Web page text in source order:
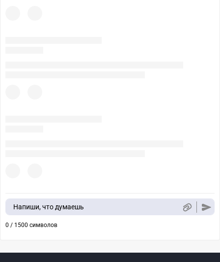
Напиши, что думаешь
0 / 1500 символов